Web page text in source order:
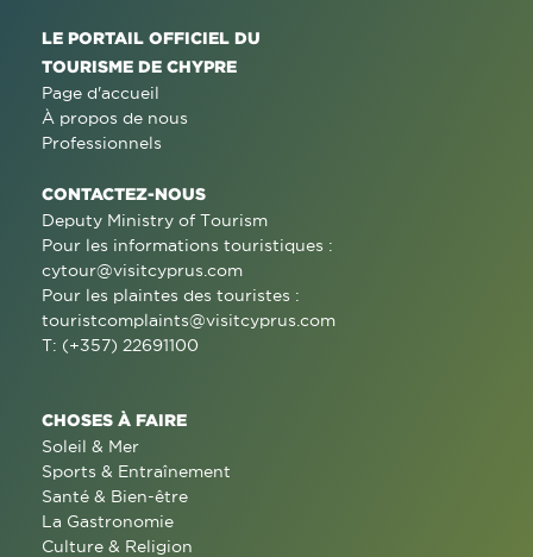
LE PORTAIL OFFICIEL DU
TOURISME DE CHYPRE
Page d'accueil
À propos de nous
Professionnels
CONTACTEZ-NOUS
Deputy Ministry of Tourism
Pour les informations touristiques :
cytour@visitcyprus.com
Pour les plaintes des touristes :
touristcomplaints@visitcyprus.com
T: (+357) 22691100
CHOSES À FAIRE
Soleil & Mer
Sports & Entraînement
Santé & Bien-être
La Gastronomie
Culture & Religion